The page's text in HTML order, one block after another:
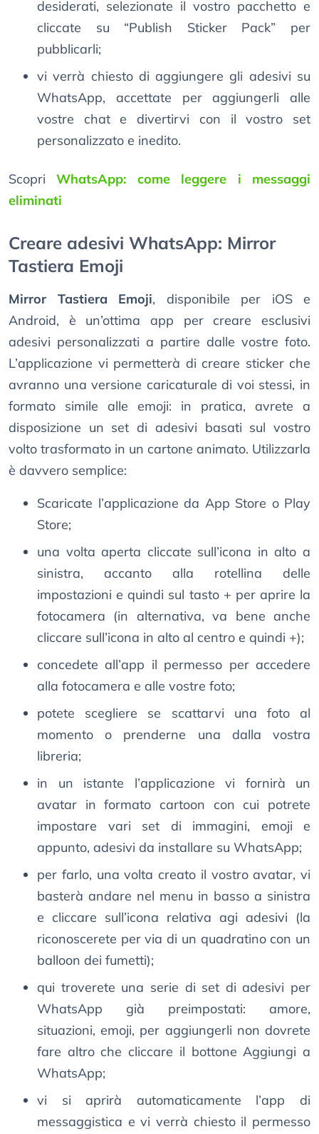
desiderati, selezionate il vostro pacchetto e
cliccate su “Publish Sticker Pack” per
pubblicarli;
vi verrà chiesto di aggiungere gli adesivi su
WhatsApp, accettate per aggiungerli alle
vostre chat e divertirvi con il vostro set
personalizzato e inedito.
ScopriWhatsApp: come leggere i messaggi
eliminati
Creare adesivi WhatsApp: Mirror
Tastiera Emoji
Mirror Tastiera Emoji, disponibile per iOS e
Android, è un’ottima app per creare esclusivi
adesivi personalizzati a partire dalle vostre foto.
L’applicazione vi permetterà di creare sticker che
avranno una versione caricaturale di voi stessi, in
formato simile alle emoji: in pratica, avrete a
disposizione un set di adesivi basati sul vostro
volto trasformato in un cartone animato. Utilizzarla
è davvero semplice:
Scaricate l’applicazione da App Store o Play
Store;
una volta aperta cliccate sull’icona in alto a
sinistra, accanto alla rotellina delle
impostazioni e quindi sul tasto + per aprire la
fotocamera (in alternativa, va bene anche
cliccare sull’icona in alto al centro e quindi +);
concedete all’app il permesso per accedere
alla fotocamera e alle vostre foto;
potete scegliere se scattarvi una foto al
momento o prenderne una dalla vostra
libreria;
in un istante l’applicazione vi fornirà un
avatar in formato cartoon con cui potrete
impostare vari set di immagini, emoji e
appunto, adesivi da installare su WhatsApp;
per farlo, una volta creato il vostro avatar, vi
basterà andare nel menu in basso a sinistra
e cliccare sull’icona relativa agi adesivi (la
riconoscerete per via di un quadratino con un
balloon dei fumetti);
qui troverete una serie di set di adesivi per
WhatsApp già preimpostati: amore,
situazioni, emoji, per aggiungerli non dovrete
fare altro che cliccare il bottone Aggiungi a
WhatsApp;
vi si aprirà automaticamente l’app di
messaggistica e vi verrà chiesto il permesso